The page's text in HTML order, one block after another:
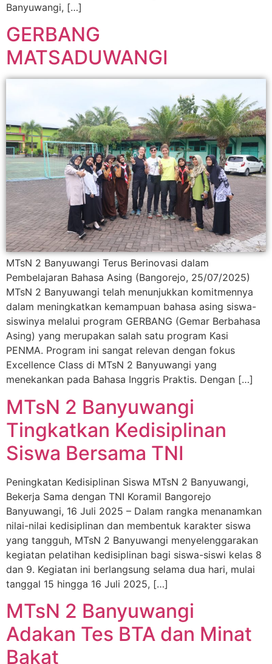
Banyuwangi, […]
GERBANG
MATSADUWANGI
MTsN 2 Banyuwangi Terus Berinovasi dalam
Pembelajaran Bahasa Asing (Bangorejo, 25/07/2025)
MTsN 2 Banyuwangi telah menunjukkan komitmennya
dalam meningkatkan kemampuan bahasa asing siswa-
siswinya melalui program GERBANG (Gemar Berbahasa
Asing) yang merupakan salah satu program Kasi
PENMA. Program ini sangat relevan dengan fokus
Excellence Class di MTsN 2 Banyuwangi yang
menekankan pada Bahasa Inggris Praktis. Dengan […]
MTsN 2 Banyuwangi
Tingkatkan Kedisiplinan
Siswa Bersama TNI
Peningkatan Kedisiplinan Siswa MTsN 2 Banyuwangi,
Bekerja Sama dengan TNI Koramil Bangorejo
Banyuwangi, 16 Juli 2025 – Dalam rangka menanamkan
nilai-nilai kedisiplinan dan membentuk karakter siswa
yang tangguh, MTsN 2 Banyuwangi menyelenggarakan
kegiatan pelatihan kedisiplinan bagi siswa-siswi kelas 8
dan 9. Kegiatan ini berlangsung selama dua hari, mulai
tanggal 15 hingga 16 Juli 2025, […]
MTsN 2 Banyuwangi
Adakan Tes BTA dan Minat
Bakat